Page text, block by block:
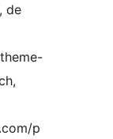
de
p